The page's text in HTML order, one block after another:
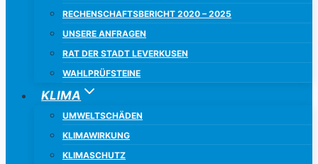
RECHENSCHAFTSBERICHT 2020 – 2025
UNSERE ANFRAGEN
RAT DER STADT LEVERKUSEN
WAHLPRÜFSTEINE
KLIMA
UMWELTSCHÄDEN
KLIMAWIRKUNG
KLIMASCHUTZ